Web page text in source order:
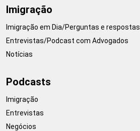
Imigração
Imigração em Dia/Perguntas e respostas
Entrevistas/Podcast com Advogados
Notícias
Podcasts
Imigração
Entrevistas
Negócios